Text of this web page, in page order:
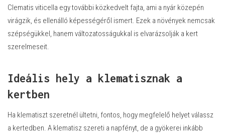
Clematis viticella egy további közkedvelt fajta, ami a nyár közepén
virágzik, és ellenálló képességéről ismert. Ezek a növények nemcsak
szépségükkel, hanem változatosságukkal is elvarázsolják a kert
szerelmeseit.
Ideális hely a klematisznak a
kertben
Ha klematiszt szeretnél ültetni, fontos, hogy megfelelő helyet válassz
a kertedben. A klematisz szereti a napfényt, de a gyökerei inkább